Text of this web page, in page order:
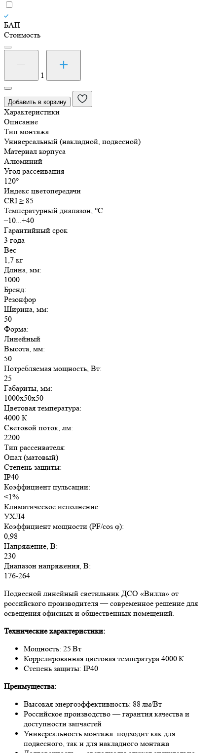
БАП
Стоимость
Количество
товара
Светильник
подвесной
линейный
ДСО
Вилла
1000х50х50мм
1
Добавить в корзину
Характеристики
Описание
Тип монтажа
Универсальный (накладной, подвесной)
Материал корпуса
Алюминий
Угол рассеивания
120°
Индекс цветопередачи
CRI ≥ 85
Температурный диапазон, °C
–10...+40
Гарантийный срок
3 года
Вес
1,7 кг
Длина, мм:
1000
Бренд:
Резонфор
Ширина, мм:
50
Форма:
Линейный
Высота, мм:
50
Потребляемая мощность, Вт:
25
Габариты, мм:
1000х50х50
Цветовая температура:
4000 К
Световой поток, лм:
2200
Тип рассеивателя:
Опал (матовый)
Степень защиты:
IP40
Коэффициент пульсации:
<1%
Климатическое исполнение:
УХЛ4
Коэффициент мощности (PF/cos φ):
0,98
Напряжение, В:
230
Диапазон напряжения, В:
176-264
Подвесной линейный светильник ДСО «Вилла» от
российского производителя — современное решение для
освещения офисных и общественных помещений.
Технические характеристики:
Мощность: 25 Вт
Коррелированная цветовая температура 4000 К
Степень защиты: IP40
Преимущества:
Высокая энергоэффективность: 88 лм/Вт
Российское производство — гарантия качества и
доступности запчастей
Универсальность монтажа: подходит как для
подвесного, так и для накладного монтажа